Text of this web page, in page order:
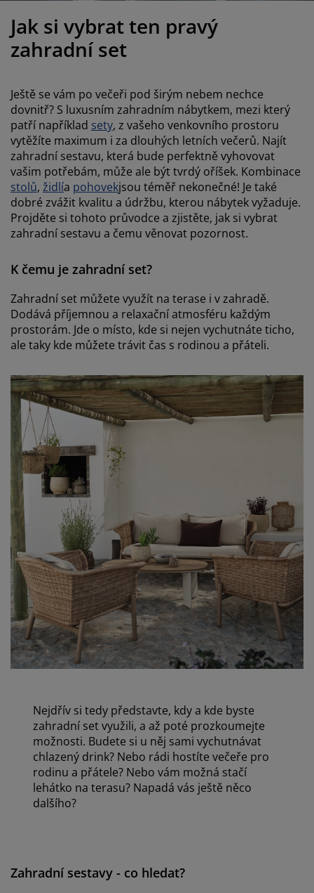
skříněrámy s úložným prostorem
matrace
postele
o nábytek/doplňky
osvětlení
mazlíčky
Jak si vybrat ten pravý
zahradní set
Ještě se vám po večeři pod širým nebem nechce
dovnitř? S luxusním zahradním nábytkem, mezi který
patří například sety, z vašeho venkovního prostoru
vytěžíte maximum i za dlouhých letních večerů. Najít
zahradní sestavu, která bude perfektně vyhovovat
vašim potřebám, může ale být tvrdý oříšek. Kombinace
stolů, židlía pohovekjsou téměř nekonečné! Je také
dobré zvážit kvalitu a údržbu, kterou nábytek vyžaduje.
Projděte si tohoto průvodce a zjistěte, jak si vybrat
zahradní sestavu a čemu věnovat pozornost.
K čemu je zahradní set?
Zahradní set můžete využít na terase i v zahradě.
Dodává příjemnou a relaxační atmosféru každým
prostorám. Jde o místo, kde si nejen vychutnáte ticho,
ale taky kde můžete trávit čas s rodinou a přáteli.
Nejdřív si tedy představte, kdy a kde byste
zahradní set využili, a až poté prozkoumejte
možnosti. Budete si u něj sami vychutnávat
chlazený drink? Nebo rádi hostíte večeře pro
rodinu a přátele? Nebo vám možná stačí
lehátko na terasu? Napadá vás ještě něco
dalšího?
Zahradní sestavy - co hledat?